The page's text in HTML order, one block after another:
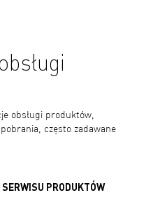
obsługi produktów,
często zadawane
PRODUKTÓW